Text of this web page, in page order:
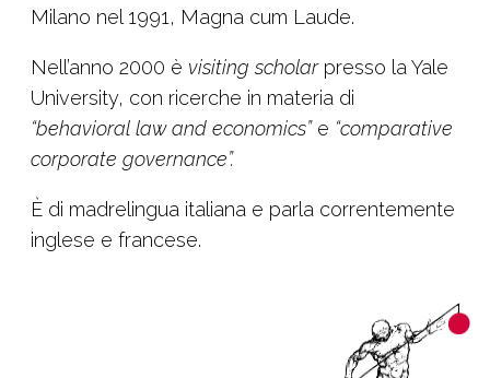
Milano nel 1991, Magna cum Laude.
Nell’anno 2000 è visiting scholarpresso la Yale
University, con ricerche in materia di
“behavioral law and economics”e “comparative
corporate governance”.
È di madrelingua italiana e parla correntemente
inglese e francese.